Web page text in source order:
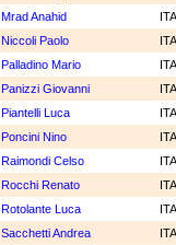
Mrad Anahid
Niccoli Paolo
Palladino Mario
Panizzi Giovanni
Piantelli Luca
Poncini Nino
Raimondi Celso
Rocchi Renato
Rotolante Luca
Sacchetti Andrea